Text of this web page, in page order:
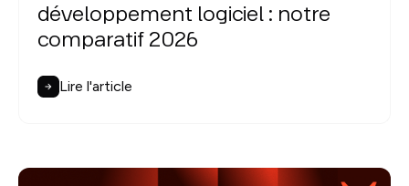
développement logiciel : notre
comparatif 2026
Lire l'article